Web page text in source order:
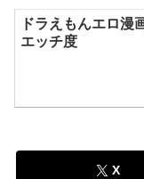
ドラえもんエロ漫
エッチ度
X